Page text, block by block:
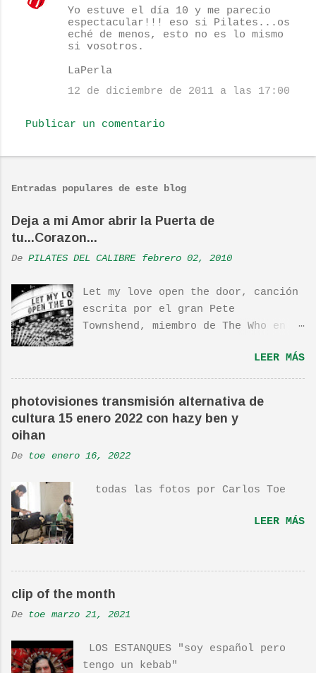
r
Yo estuve el día 10 y me parecio
espectacular!!! eso si Pilates...os
eché de menos, esto no es lo mismo
si vosotros.
LaPerla
12 de diciembre de 2011 a las 17:00
Publicar un comentario
Entradas populares de este blog
Deja a mi Amor abrir la Puerta de
tu...Corazon...
De PILATES DEL CALIBRE febrero 02, 2010
Let my love open the door, canción
escrita por el gran Pete
Townshend, miembro de The Who en
Glass, del mismo año, y que llego
a estar en el top 10. La cancion
es deliciosa de por si, de hecho
ha sido versionada cienes y cienes
de veces. Aquí os dejo el vídeo de
ver una estupenda película llamada
por TOE hace unos posts.Yo también
os la recomiendo. En una escena de
magnifica Per-Versión de este tema
de Townshend. PINCHA AQUÍ Y LA
LEER MÁS
photovisiones transmisión alternativa de
cultura 15 enero 2022 con hazy ben y
oihan
De toe enero 16, 2022
todas las fotos por Carlos Toe
LEER MÁS
clip of the month
De toe marzo 21, 2021
LOS ESTANQUES "soy español pero
tengo un kebab"